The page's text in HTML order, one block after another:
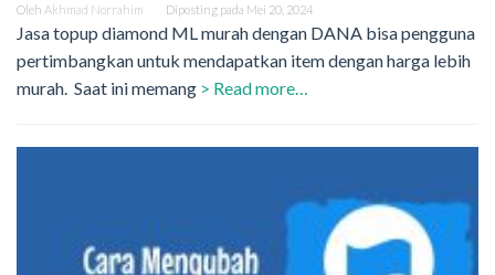
Oleh Akhmad Norrahim Diposting pada Mei 20, 2024
Jasa topup diamond ML murah dengan DANA bisa pengguna
pertimbangkan untuk mendapatkan item dengan harga lebih
murah. Saat ini memang > Read more…